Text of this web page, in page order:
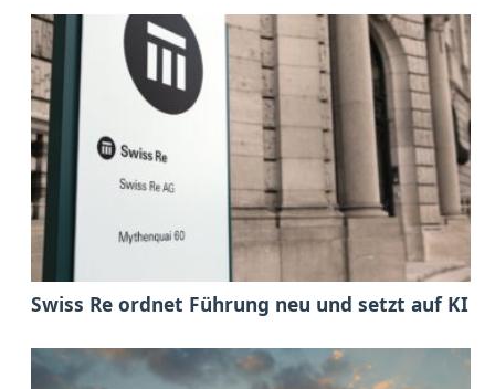
Swiss Re ordnet Führung neu und setzt auf KI